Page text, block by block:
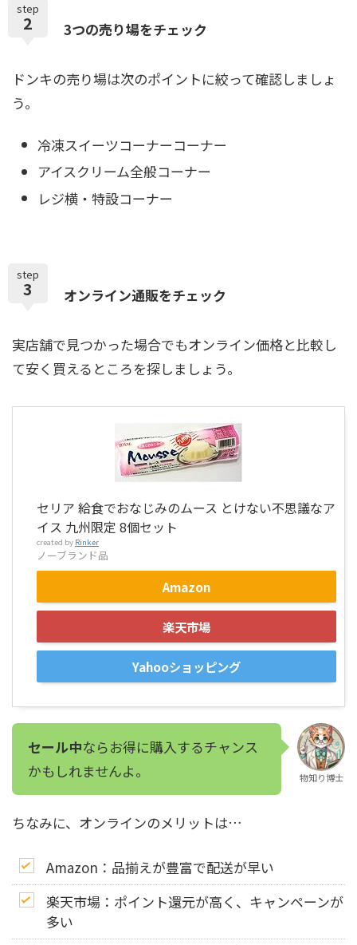
step
2 3つの売り場をチェック
ドンキの売り場は次のポイントに絞って確認しましょ
う。
冷凍スイーツコーナーコーナー
アイスクリーム全般コーナー
レジ横・特設コーナー
step
3 オンライン通販をチェック
実店舗で見つかった場合でもオンライン価格と比較し
て安く買えるところを探しましょう。
セリア 給食でおなじみのムース とけない不思議なア
イス 九州限定 8個セット
created by Rinker
ノーブランド品
Amazon
楽天市場
Yahooショッピング
セール中ならお得に購入するチャンス
かもしれませんよ。
物知り博士
ちなみに、オンラインのメリットは…
Amazon：品揃えが豊富で配送が早い
楽天市場：ポイント還元が高く、キャンペーンが
多い